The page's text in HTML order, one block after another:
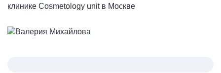
клинике Cosmetology unit в Москве